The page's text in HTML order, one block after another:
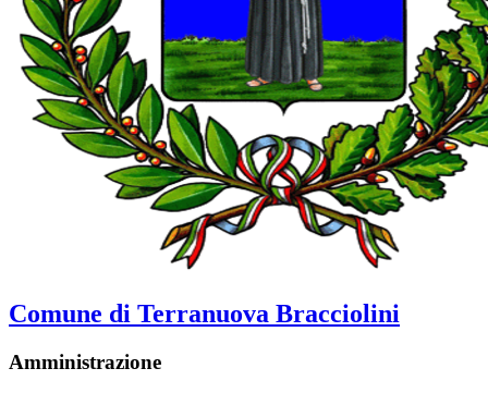
Comune di Terranuova Bracciolini
Amministrazione